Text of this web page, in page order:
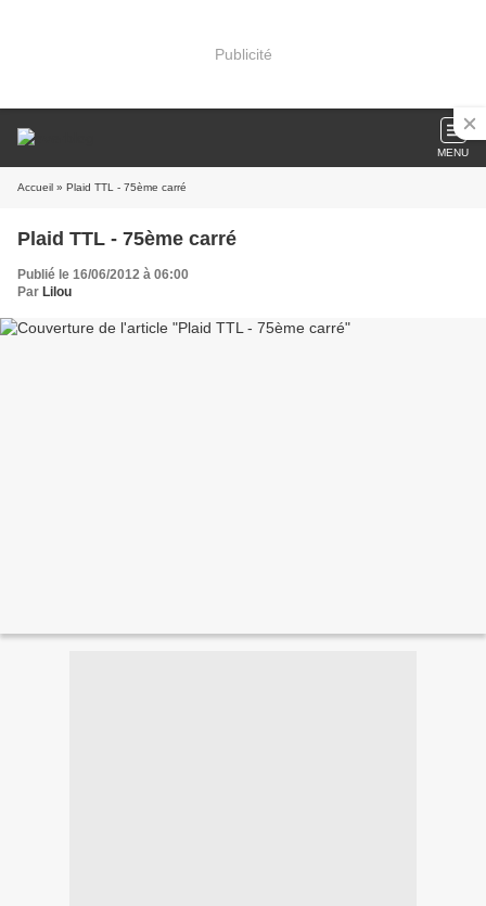
Publicité
MENU
Accueil » Plaid TTL - 75ème carré
Plaid TTL - 75ème carré
Publié le 16/06/2012 à 06:00
Par Lilou